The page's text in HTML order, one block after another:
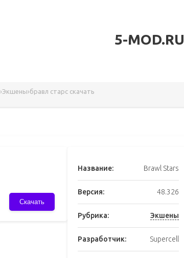
5-MOD.RU
›Экшены›бравл старс скачать
Скачать
Название: Brawl Stars
Версия: 48.326
Рубрика: Экшены
Разработчик: Supercell